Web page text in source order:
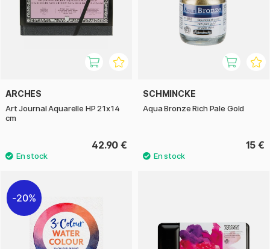
ARCHES
Art Journal Aquarelle HP 21x14
cm
42.90 €
SCHMINCKE
Aqua Bronze Rich Pale Gold
15 €
20%